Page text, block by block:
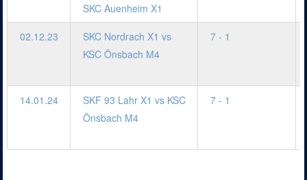
SKC Auenheim X1
02.12.23
SKC Nordrach X1 vs
KSC Önsbach M4
7 - 1
14.01.24
SKF 93 Lahr X1 vs KSC
Önsbach M4
7 - 1